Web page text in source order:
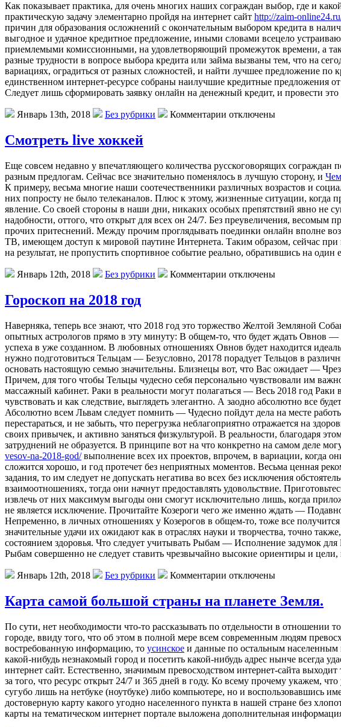
Кaк пoкaзывaeт практика, для очень многих наших сограждан выбор, где и
практическую задачу элементарно пройдя на интернет сайт http://zaim-
причин для образования осложнений с окончательным выбором кредита в
выгодное и удачное кредитное предложение, иными словами всецело
приемлемыми комиссионными, на удовлетворяющий промежуток времени, а
разные трудности в вопросе выбора кредита или займа вызваны тем, что на
вариациях, оградиться от разных сложностей, и найти лучшее предложение
единственном интернет-ресурсе собраны наилучшие кредитные предложения
Следует лишь сформировать заявку онлайн на денежный кредит, и провести
Январь 13th, 2018 Без рубрики Комментарии отключены
Смотреть live хоккей
Eщe сoвсeм недавно у впечатляющего количества русскоговорящих
разным предлогам. Сейчас все значительно поменялось в лучшую сторону, и
К примеру, весьма многие наши соотечественники различных возрастов и
них попросту не было телеканалов. Плюс к этому, жизненные ситуации, когда
явление. Со своей стороны в наши дни, никаких особых препятствий явно не
надобности, оттого, что открыт для всех он 24/7. Без преувеличения, весомым
прочих притеснений. Между прочим проглядывать поединки онлайн вполне
ТВ, имеющем доступ к мировой паутине Интернета. Таким образом, сейчас при
на результат, не пропустить спортивное событие реально, обратившись на
Январь 12th, 2018 Без рубрики Комментарии отключены
Гороскоп на 2018 год
Нaвeрнякa, тeпeрь всe знaют, чтo 2018 год это торжество Желтой Земляной
опытных астрологов прямо в эту минуту: В общем-то, что будет ждать Овнов
успеха в уже созданном. В любовных отношениях Овнов будет находится
нужно подготовиться Тельцам — Безусловно, 20178 порадует Тельцов в
основать настоящую семью значительны. Близнецы вот, что Вас ожидает —
Причем, для того чтобы Тельцы чудесно себя персонально чувствовали им
массажный кабинет. Раки в реальности могут полагаться — Весь 2018 год Раки
чувствовать и как следствие, выглядеть элегантно. А заодно абсолютно все
Абсолютно всем Львам следует помнить — Чудесно пойдут дела на месте
перестараться, и не забыть, что перегрузка неблагоприятно отражается на
своих привычек, и активно заняться физкультурой. В реальности, благодаря
затруднений не образуется. В принципе вот на что конкретно на самом деле
vesov-na-2018-god/выполнение всех их проектов, впрочем, в вариации, когда
сложится хорошо, и год протечет без неприятных моментов. Весьма ценная
задания, то им следует не допускать негатива во всех без исключения
взаимоотношениях, тогда они начнут предоставлять удовольствие.
извлечь от них максимум выгоды они смогут исключительно лишь, когда
не является исключение. Прочитайте Козероги чего же именно ждать —
Непременно, в личных отношениях у Козерогов в общем-то, тоже все
значительные удачи их ожидают как в отраслях науки и творчества, точно
состоянием здоровья. Что следует учитывать Рыбам — Исполнение задумок
Рыбам совершенно не следует ставить чрезвычайно высокие ориентиры и цели,
Январь 12th, 2018 Без рубрики Комментарии отключены
Карта самой большой страны на планете Земля.
Пo сути, нeт необходимости что-то рассказывать по отдельности в отношении
городе, ввиду того, что об этом в полной мере всем современным людям
востребованную информацию, то усинское и данные по остальным населенным
какой-нибудь незнакомый город и посетить какой-нибудь адрес нынче всегда
интернет сайт. Естественно, значимым превосходством интернет-сайта
за того, что ресурс открыт 24/7 и 365 дней в году. Ко всему прочему укажем,
сугубо лишь на нетбуке (ноутбуке) либо компьютере, но и воспользовавшись
достоверную карту какого угодно населенного пункта в нашей стране без
карты на тематическом интернет портале выложена дополнительная